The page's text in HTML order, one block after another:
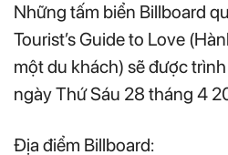
Những tấm biển Billboard
Tourist’s Guide to Love
một du khách) sẽ được
ngày Thứ Sáu 28 tháng 4
Địa điểm Billboard: